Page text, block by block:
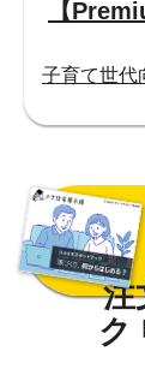
【
子育て世代